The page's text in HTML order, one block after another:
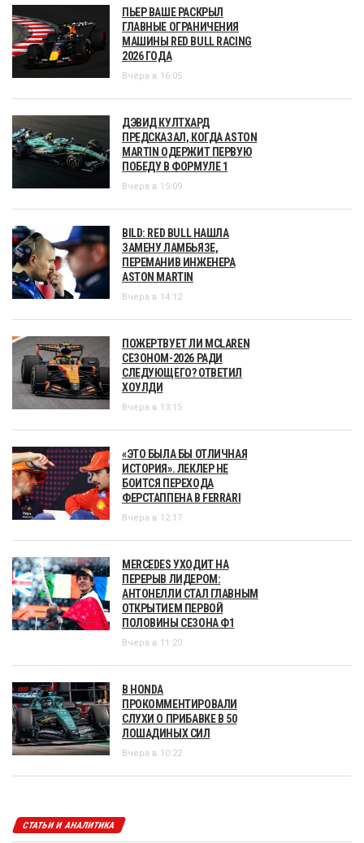
ПЬЕР ВАШЕ РАСКРЫЛ
ГЛАВНЫЕ ОГРАНИЧЕНИЯ
МАШИНЫ RED BULL RACING
2026 ГОДА
Вчера в 16:05
ДЭВИД КУЛТХАРД
ПРЕДСКАЗАЛ, КОГДА ASTON
MARTIN ОДЕРЖИТ ПЕРВУЮ
ПОБЕДУ В ФОРМУЛЕ 1
Вчера в 15:09
BILD: RED BULL НАШЛА
ЗАМЕНУ ЛАМБЬЯЗЕ,
ПЕРЕМАНИВ ИНЖЕНЕРА
ASTON MARTIN
Вчера в 14:12
ПОЖЕРТВУЕТ ЛИ MCLAREN
СЕЗОНОМ-2026 РАДИ
СЛЕДУЮЩЕГО? ОТВЕТИЛ
ХОУЛДИ
Вчера в 13:15
«ЭТО БЫЛА БЫ ОТЛИЧНАЯ
ИСТОРИЯ». ЛЕКЛЕР НЕ
БОИТСЯ ПЕРЕХОДА
ФЕРСТАППЕНА В FERRARI
Вчера в 12:17
MERCEDES УХОДИТ НА
ПЕРЕРЫВ ЛИДЕРОМ:
АНТОНЕЛЛИ СТАЛ ГЛАВНЫМ
ОТКРЫТИЕМ ПЕРВОЙ
ПОЛОВИНЫ СЕЗОНА Ф1
Вчера в 11:20
В HONDA
ПРОКОММЕНТИРОВАЛИ
СЛУХИ О ПРИБАВКЕ В 50
ЛОШАДИНЫХ СИЛ
Вчера в 10:22
СТАТЬИ И АНАЛИТИКА